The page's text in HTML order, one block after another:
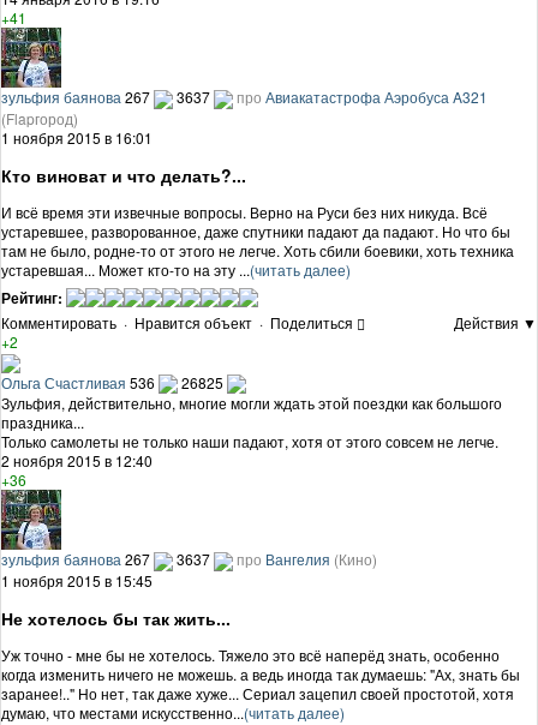
+41
зульфия баянова 267 3637 про Авиакатастрофа Аэробуса A321
(Flapгород)
1 ноября 2015 в 16:01
Кто виноват и что делать?...
И всё время эти извечные вопросы. Верно на Руси без них никуда. Всё
устаревшее, разворованное, даже спутники падают да падают. Но что бы
там не было, родне-то от этого не легче. Хоть сбили боевики, хоть техника
устаревшая... Может кто-то на эту ...(читать далее)
Рейтинг:
Комментировать · Нравится объект · Поделиться
Действия ▼
+2
Ольга Счастливая 536
26825
Зульфия, действительно, многие могли ждать этой поездки как большого
праздника...
Только самолеты не только наши падают, хотя от этого совсем не легче.
2 ноября 2015 в 12:40
+36
зульфия баянова267 3637 про Вангелия (Кино)
1 ноября 2015 в 15:45
Не хотелось бы так жить...
Уж точно - мне бы не хотелось. Тяжело это всё наперёд знать, особенно
когда изменить ничего не можешь. а ведь иногда так думаешь: "Ах, знать бы
заранее!.." Но нет, так даже хуже... Сериал зацепил своей простотой, хотя
думаю, что местами искусственно...(читать далее)